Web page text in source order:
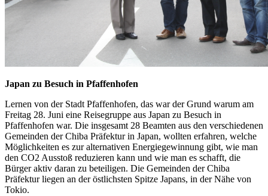
Japan zu Besuch in Pfaffenhofen
Lernen von der Stadt Pfaffenhofen, das war der Grund warum am
Freitag 28. Juni eine Reisegruppe aus Japan zu Besuch in
Pfaffenhofen war. Die insgesamt 28 Beamten aus den verschiedenen
Gemeinden der Chiba Präfektur in Japan, wollten erfahren, welche
Möglichkeiten es zur alternativen Energiegewinnung gibt, wie man
den CO2 Ausstoß reduzieren kann und wie man es schafft, die
Bürger aktiv daran zu beteiligen. Die Gemeinden der Chiba
Präfektur liegen an der östlichsten Spitze Japans, in der Nähe von
Tokio.